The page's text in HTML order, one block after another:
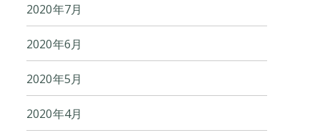
2020年7月
2020年6月
2020年5月
2020年4月